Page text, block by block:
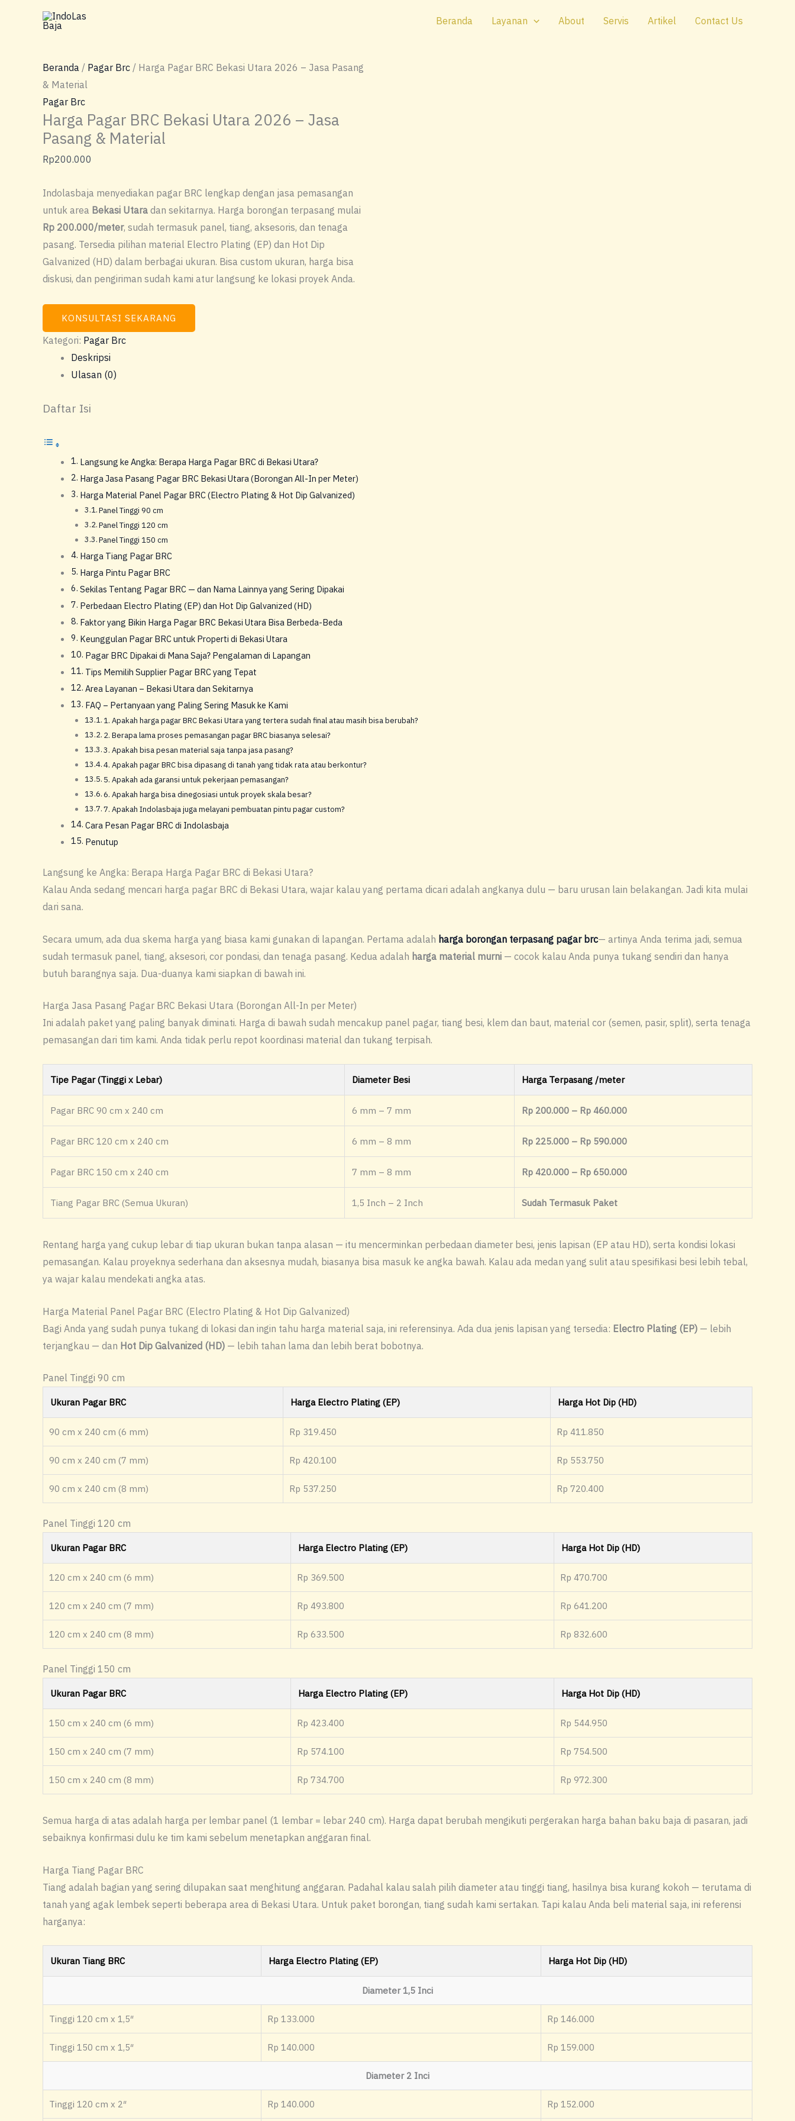
Beranda Layanan About Servis Artikel Contact Us
Beranda / Pagar Brc / Harga Pagar BRC Bekasi Utara 2026 – Jasa Pasang
& Material
Pagar Brc
Harga Pagar BRC Bekasi Utara 2026 – Jasa
Pasang & Material
Rp200.000
Indolasbaja menyediakan pagar BRC lengkap dengan jasa pemasangan
untuk area Bekasi Utara dan sekitarnya. Harga borongan terpasang mulai
Rp 200.000/meter, sudah termasuk panel, tiang, aksesoris, dan tenaga
pasang. Tersedia pilihan material Electro Plating (EP) dan Hot Dip
Galvanized (HD) dalam berbagai ukuran. Bisa custom ukuran, harga bisa
diskusi, dan pengiriman sudah kami atur langsung ke lokasi proyek Anda.
KONSULTASI SEKARANG
Kategori: Pagar Brc
Deskripsi
Ulasan (0)
Daftar Isi
Langsung ke Angka: Berapa Harga Pagar BRC di Bekasi Utara?
Harga Jasa Pasang Pagar BRC Bekasi Utara (Borongan All-In per Meter)
Harga Material Panel Pagar BRC (Electro Plating & Hot Dip Galvanized)
Panel Tinggi 90 cm
Panel Tinggi 120 cm
Panel Tinggi 150 cm
Harga Tiang Pagar BRC
Harga Pintu Pagar BRC
Sekilas Tentang Pagar BRC — dan Nama Lainnya yang Sering Dipakai
Perbedaan Electro Plating (EP) dan Hot Dip Galvanized (HD)
Faktor yang Bikin Harga Pagar BRC Bekasi Utara Bisa Berbeda-Beda
Keunggulan Pagar BRC untuk Properti di Bekasi Utara
Pagar BRC Dipakai di Mana Saja? Pengalaman di Lapangan
Tips Memilih Supplier Pagar BRC yang Tepat
Area Layanan – Bekasi Utara dan Sekitarnya
FAQ – Pertanyaan yang Paling Sering Masuk ke Kami
1. Apakah harga pagar BRC Bekasi Utara yang tertera sudah final atau masih bisa berubah?
2. Berapa lama proses pemasangan pagar BRC biasanya selesai?
3. Apakah bisa pesan material saja tanpa jasa pasang?
4. Apakah pagar BRC bisa dipasang di tanah yang tidak rata atau berkontur?
5. Apakah ada garansi untuk pekerjaan pemasangan?
6. Apakah harga bisa dinegosiasi untuk proyek skala besar?
7. Apakah Indolasbaja juga melayani pembuatan pintu pagar custom?
Cara Pesan Pagar BRC di Indolasbaja
Penutup
Langsung ke Angka: Berapa Harga Pagar BRC di Bekasi Utara?
Kalau Anda sedang mencari harga pagar BRC di Bekasi Utara, wajar kalau yang pertama dicari adalah angkanya dulu — baru urusan lain belakangan. Jadi kita mulai
dari sana.
Secara umum, ada dua skema harga yang biasa kami gunakan di lapangan. Pertama adalah harga borongan terpasang pagar brc— artinya Anda terima jadi, semua
sudah termasuk panel, tiang, aksesori, cor pondasi, dan tenaga pasang. Kedua adalah harga material murni — cocok kalau Anda punya tukang sendiri dan hanya
butuh barangnya saja. Dua-duanya kami siapkan di bawah ini.
Harga Jasa Pasang Pagar BRC Bekasi Utara (Borongan All-In per Meter)
Ini adalah paket yang paling banyak diminati. Harga di bawah sudah mencakup panel pagar, tiang besi, klem dan baut, material cor (semen, pasir, split), serta tenaga
pemasangan dari tim kami. Anda tidak perlu repot koordinasi material dan tukang terpisah.
Tipe Pagar (Tinggi x Lebar) Diameter Besi Harga Terpasang /meter
Pagar BRC 90 cm x 240 cm 6 mm – 7 mm Rp 200.000 – Rp 460.000
Pagar BRC 120 cm x 240 cm 6 mm – 8 mm Rp 225.000 – Rp 590.000
Pagar BRC 150 cm x 240 cm 7 mm – 8 mm Rp 420.000 – Rp 650.000
Tiang Pagar BRC (Semua Ukuran) 1,5 Inch – 2 Inch Sudah Termasuk Paket
Rentang harga yang cukup lebar di tiap ukuran bukan tanpa alasan — itu mencerminkan perbedaan diameter besi, jenis lapisan (EP atau HD), serta kondisi lokasi
pemasangan. Kalau proyeknya sederhana dan aksesnya mudah, biasanya bisa masuk ke angka bawah. Kalau ada medan yang sulit atau spesifikasi besi lebih tebal,
ya wajar kalau mendekati angka atas.
Harga Material Panel Pagar BRC (Electro Plating & Hot Dip Galvanized)
Bagi Anda yang sudah punya tukang di lokasi dan ingin tahu harga material saja, ini referensinya. Ada dua jenis lapisan yang tersedia: Electro Plating (EP) — lebih
terjangkau — dan Hot Dip Galvanized (HD) — lebih tahan lama dan lebih berat bobotnya.
Panel Tinggi 90 cm
Ukuran Pagar BRC Harga Electro Plating (EP) Harga Hot Dip (HD)
90 cm x 240 cm (6 mm) Rp 319.450 Rp 411.850
90 cm x 240 cm (7 mm) Rp 420.100 Rp 553.750
90 cm x 240 cm (8 mm) Rp 537.250 Rp 720.400
Panel Tinggi 120 cm
Ukuran Pagar BRC Harga Electro Plating (EP) Harga Hot Dip (HD)
120 cm x 240 cm (6 mm) Rp 369.500 Rp 470.700
120 cm x 240 cm (7 mm) Rp 493.800 Rp 641.200
120 cm x 240 cm (8 mm) Rp 633.500 Rp 832.600
Panel Tinggi 150 cm
Ukuran Pagar BRC Harga Electro Plating (EP) Harga Hot Dip (HD)
150 cm x 240 cm (6 mm) Rp 423.400 Rp 544.950
150 cm x 240 cm (7 mm) Rp 574.100 Rp 754.500
150 cm x 240 cm (8 mm) Rp 734.700 Rp 972.300
Semua harga di atas adalah harga per lembar panel (1 lembar = lebar 240 cm). Harga dapat berubah mengikuti pergerakan harga bahan baku baja di pasaran, jadi
sebaiknya konfirmasi dulu ke tim kami sebelum menetapkan anggaran final.
Harga Tiang Pagar BRC
Tiang adalah bagian yang sering dilupakan saat menghitung anggaran. Padahal kalau salah pilih diameter atau tinggi tiang, hasilnya bisa kurang kokoh — terutama di
tanah yang agak lembek seperti beberapa area di Bekasi Utara. Untuk paket borongan, tiang sudah kami sertakan. Tapi kalau Anda beli material saja, ini referensi
harganya:
Ukuran Tiang BRC Harga Electro Plating (EP) Harga Hot Dip (HD)
Diameter 1,5 Inci
Tinggi 120 cm x 1,5″ Rp 133.000 Rp 146.000
Tinggi 150 cm x 1,5″ Rp 140.000 Rp 159.000
Diameter 2 Inci
Tinggi 120 cm x 2″ Rp 140.000 Rp 152.000